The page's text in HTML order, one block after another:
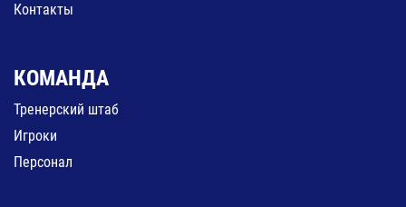
Контакты
КОМАНДА
Тренерский штаб
Игроки
Персонал